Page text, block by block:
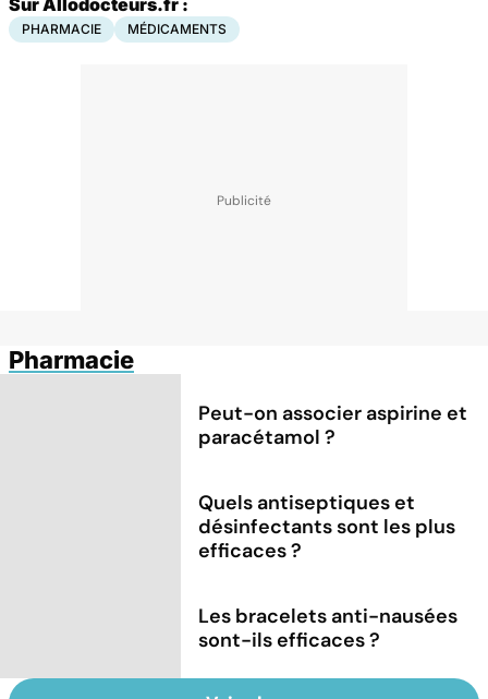
PHARMACIE MÉDICAMENTS
Pharmacie
Peut-on associer aspirine et
paracétamol ?
Quels antiseptiques et
désinfectants sont les plus
efficaces ?
Les bracelets anti-nausées
sont-ils efficaces ?